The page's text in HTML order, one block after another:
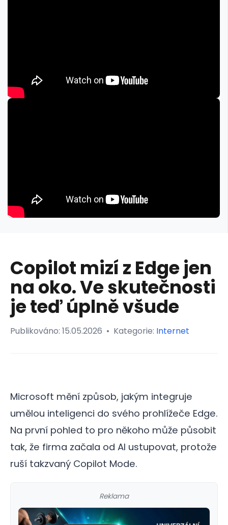
Copilot mizí z Edge jen
na oko. Ve skutečnosti
je teď úplně všude
Publikováno: 15.05.2026 • Kategorie: Internet
Microsoft mění způsob, jakým integruje
umělou inteligenci do svého prohlížeče Edge.
Na první pohled to pro někoho může působit
tak, že firma začala od AI ustupovat, protože
ruší takzvaný Copilot Mode.
Reklama